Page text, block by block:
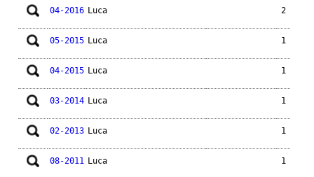
04-2016 Luca 2
05-2015 Luca 1
04-2015 Luca 1
03-2014 Luca 1
02-2013 Luca 1
08-2011 Luca 1